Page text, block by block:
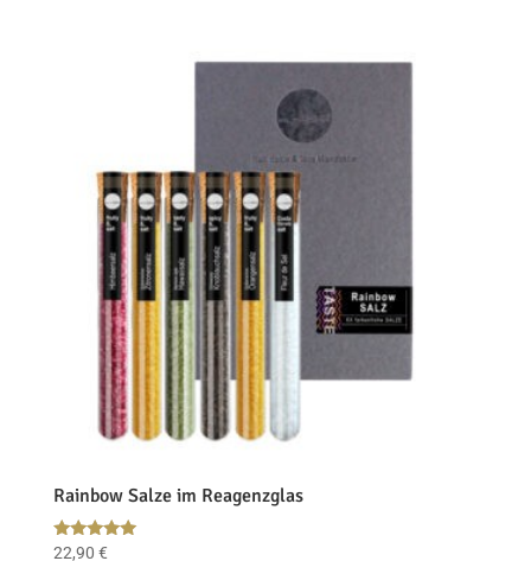
Rainbow Salze im Reagenzglas
Bewertet
22,90 €